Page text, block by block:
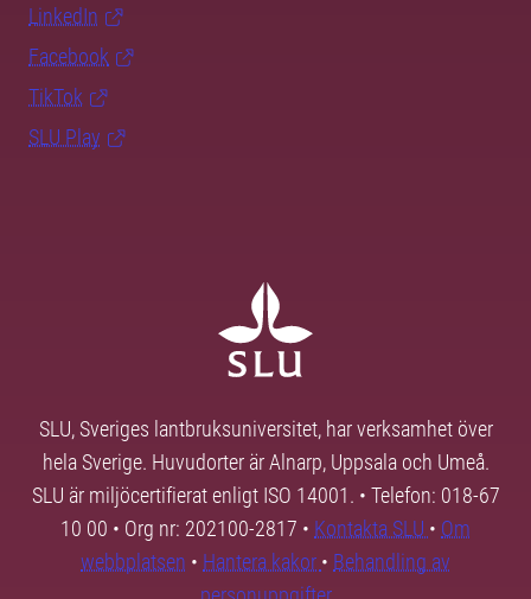
LinkedIn
Facebook
TikTok
SLU Play
SLU, Sveriges lantbruksuniversitet, har verksamhet över
hela Sverige. Huvudorter är Alnarp, Uppsala och Umeå.
SLU är miljöcertifierat enligt ISO 14001. • Telefon: 018-67
10 00 • Org nr: 202100-2817 • Kontakta SLU • Om
webbplatsen • Hantera kakor • Behandling av